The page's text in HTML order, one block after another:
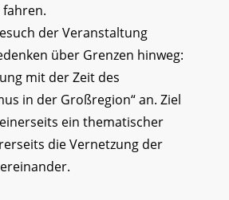
der Veranstaltung
über Grenzen hinweg:
mit der Zeit des
in der Großregion“ an. Ziel
ein thematischer
die Vernetzung der